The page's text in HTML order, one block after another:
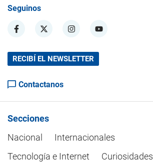
Seguinos
RECIBÍ EL NEWSLETTER
Contactanos
Secciones
Nacional
Internacionales
Tecnología e Internet
Curiosidades